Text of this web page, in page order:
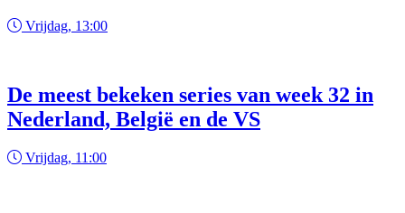
Vrijdag, 13:00
De meest bekeken series van week 32 in
Nederland, België en de VS
Vrijdag, 11:00